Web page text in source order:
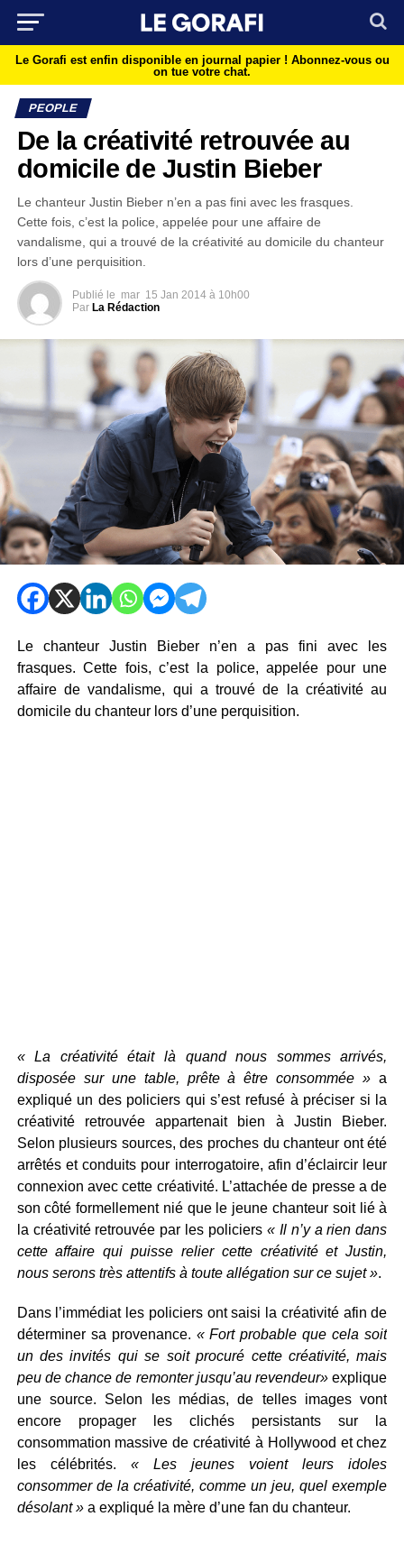
Le Gorafi est enfin disponible en journal papier ! Abonnez-vous ou
on tue votre chat.
PEOPLE
De la créativité retrouvée au
domicile de Justin Bieber
Le chanteur Justin Bieber n’en a pas fini avec les frasques.
Cette fois, c’est la police, appelée pour une affaire de
vandalisme, qui a trouvé de la créativité au domicile du chanteur
lors d’une perquisition.
Publié le mar 15 Jan 2014 à 10h00
Par La Rédaction
Le chanteur Justin Bieber n’en a pas fini avec les
frasques. Cette fois, c’est la police, appelée pour une
affaire de vandalisme, qui a trouvé de la créativité au
domicile du chanteur lors d’une perquisition.
« La créativité était là quand nous sommes arrivés,
disposée sur une table, prête à être consommée » a
expliqué un des policiers qui s’est refusé à préciser si la
créativité retrouvée appartenait bien à Justin Bieber.
Selon plusieurs sources, des proches du chanteur ont été
arrêtés et conduits pour interrogatoire, afin d’éclaircir leur
connexion avec cette créativité. L’attachée de presse a de
son côté formellement nié que le jeune chanteur soit lié à
la créativité retrouvée par les policiers « Il n’y a rien dans
cette affaire qui puisse relier cette créativité et Justin,
nous serons très attentifs à toute allégation sur ce sujet ».
Dans l’immédiat les policiers ont saisi la créativité afin de
déterminer sa provenance. « Fort probable que cela soit
un des invités qui se soit procuré cette créativité, mais
peu de chance de remonter jusqu’au revendeur» explique
une source. Selon les médias, de telles images vont
encore propager les clichés persistants sur la
consommation massive de créativité à Hollywood et chez
les célébrités. « Les jeunes voient leurs idoles
consommer de la créativité, comme un jeu, quel exemple
désolant »a expliqué la mère d’une fan du chanteur.